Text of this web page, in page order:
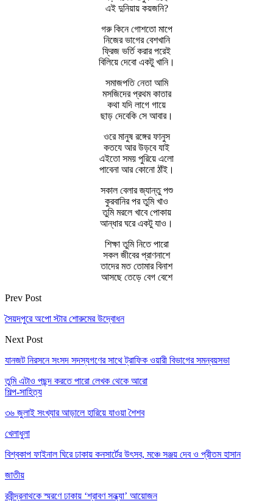
এই দুনিয়ায় কয়জনি?
গরু কিনে গোশতো মাপে
নিজের ভাগের বেশখানি
ফ্রিজ ভর্তি করার পরেই
বিলিয়ে দেবো একটু খানি।
সমাজপতি নেতা আমি
মসজিদের প্রথম কাতার
কথা যদি লাগে গায়ে
ছাড় দেবেকি সে আবার।
ওরে মানুষ রঙ্গের ফানুস
কতযে আর উড়বে যাই
এইতো সময় পুরিয়ে এলো
পাবেনা আর কোনো ঠাঁই।
সকাল বেলার জ্যান্তু পশু
কুরবানির পর তুমি খাও
তুমি মরলে খাবে পোকায়
আন্ধার ঘরে একটু যাও।
শিক্ষা তুমি নিতে পারো
সকল জীবের প্রাণনাশে
তাদের মত তোমার বিনাশ
আসছে তেড়ে বেগ বেশে
Prev Post
সৈয়দপুরে অপো স্টার শোরুমের উদ্বোধন
Next Post
যানজট নিরসনে সংসদ সদস্যগণের সাথে ট্রাফিক ওয়ারী বিভাগের সমন্বয়সভা
তুমি এটাও পছন্দ করতে পারো লেখক থেকে আরো
শিল্প-সাহিত্য
৩৬ জুলাই সংখ্যার আড়ালে হারিয়ে যাওয়া শৈশব
খেলাধুলা
বিশ্বকাপ ফাইনাল ঘিরে ঢাকায় কনসার্টের উৎসব, মঞ্চে সঞ্জয় দেব ও প্রীতম হাসান
জাতীয়
রবীন্দ্রনাথকে স্মরণে ঢাকায় ‘শ্রাবণ সন্ধ্যা’ আয়োজন